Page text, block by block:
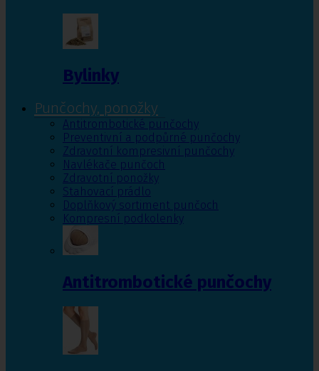
Bylinky
Punčochy, ponožky
Antitrombotické punčochy
Preventivní a podpůrné punčochy
Zdravotní kompresivní punčochy
Navlékače punčoch
Zdravotní ponožky
Stahovací prádlo
Doplňkový sortiment punčoch
Kompresní podkolenky
Antitrombotické punčochy